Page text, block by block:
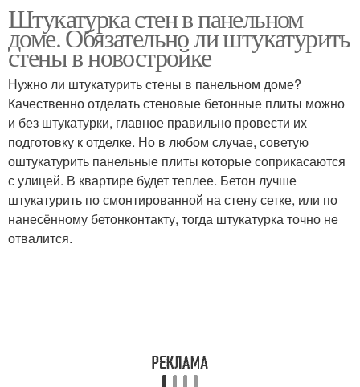
Штукатурка стен в панельном
доме. Обязательно ли штукатурить
стены в новостройке
Нужно ли штукатурить стены в панельном доме?
Качественно отделать стеновые бетонные плиты можно
и без штукатурки, главное правильно провести их
подготовку к отделке. Но в любом случае, советую
оштукатурить панельные плиты которые соприкасаются
с улицей. В квартире будет теплее. Бетон лучше
штукатурить по смонтированной на стену сетке, или по
нанесённому бетонконтакту, тогда штукатурка точно не
отвалится.